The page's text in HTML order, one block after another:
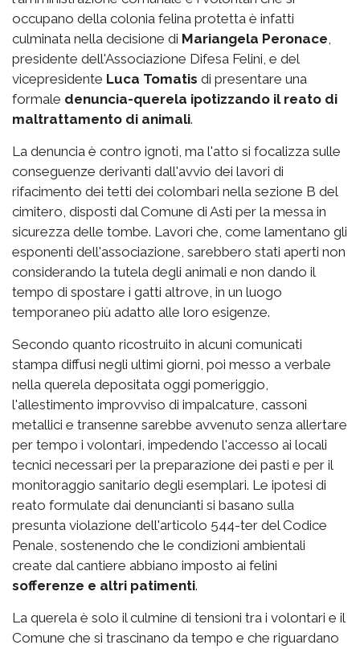
occupano della colonia felina protetta è infatti
culminata nella decisione di Mariangela Peronace
presidente dell'Associazione Difesa Felini, e del
vicepresidente Luca Tomatis di presentare una
formale denuncia-querela ipotizzando il reato di
maltrattamento di animali.
La denuncia è contro ignoti, ma l'atto si focalizza sulle
conseguenze derivanti dall'avvio dei lavori di
rifacimento dei tetti dei colombari nella sezione B del
cimitero, disposti dal Comune di Asti per la messa in
sicurezza delle tombe. Lavori che, come lamentano gli
esponenti dell'associazione, sarebbero stati aperti non
considerando la tutela degli animali e non dando il
tempo di spostare i gatti altrove, in un luogo
temporaneo più adatto alle loro esigenze.
Secondo quanto ricostruito in alcuni comunicati
stampa diffusi negli ultimi giorni, poi messo a verbale
nella querela depositata oggi pomeriggio,
l'allestimento improvviso di impalcature, cassoni
metallici e transenne sarebbe avvenuto senza allertare
per tempo i volontari, impedendo l'accesso ai locali
tecnici necessari per la preparazione dei pasti e per il
monitoraggio sanitario degli esemplari. Le ipotesi di
reato formulate dai denuncianti si basano sulla
presunta violazione dell'articolo 544-ter del Codice
Penale, sostenendo che le condizioni ambientali
create dal cantiere abbiano imposto ai felini
sofferenze e altri patimenti.
La querela è solo il culmine di tensioni tra i volontari e il
Comune che si trascinano da tempo e che riguardano